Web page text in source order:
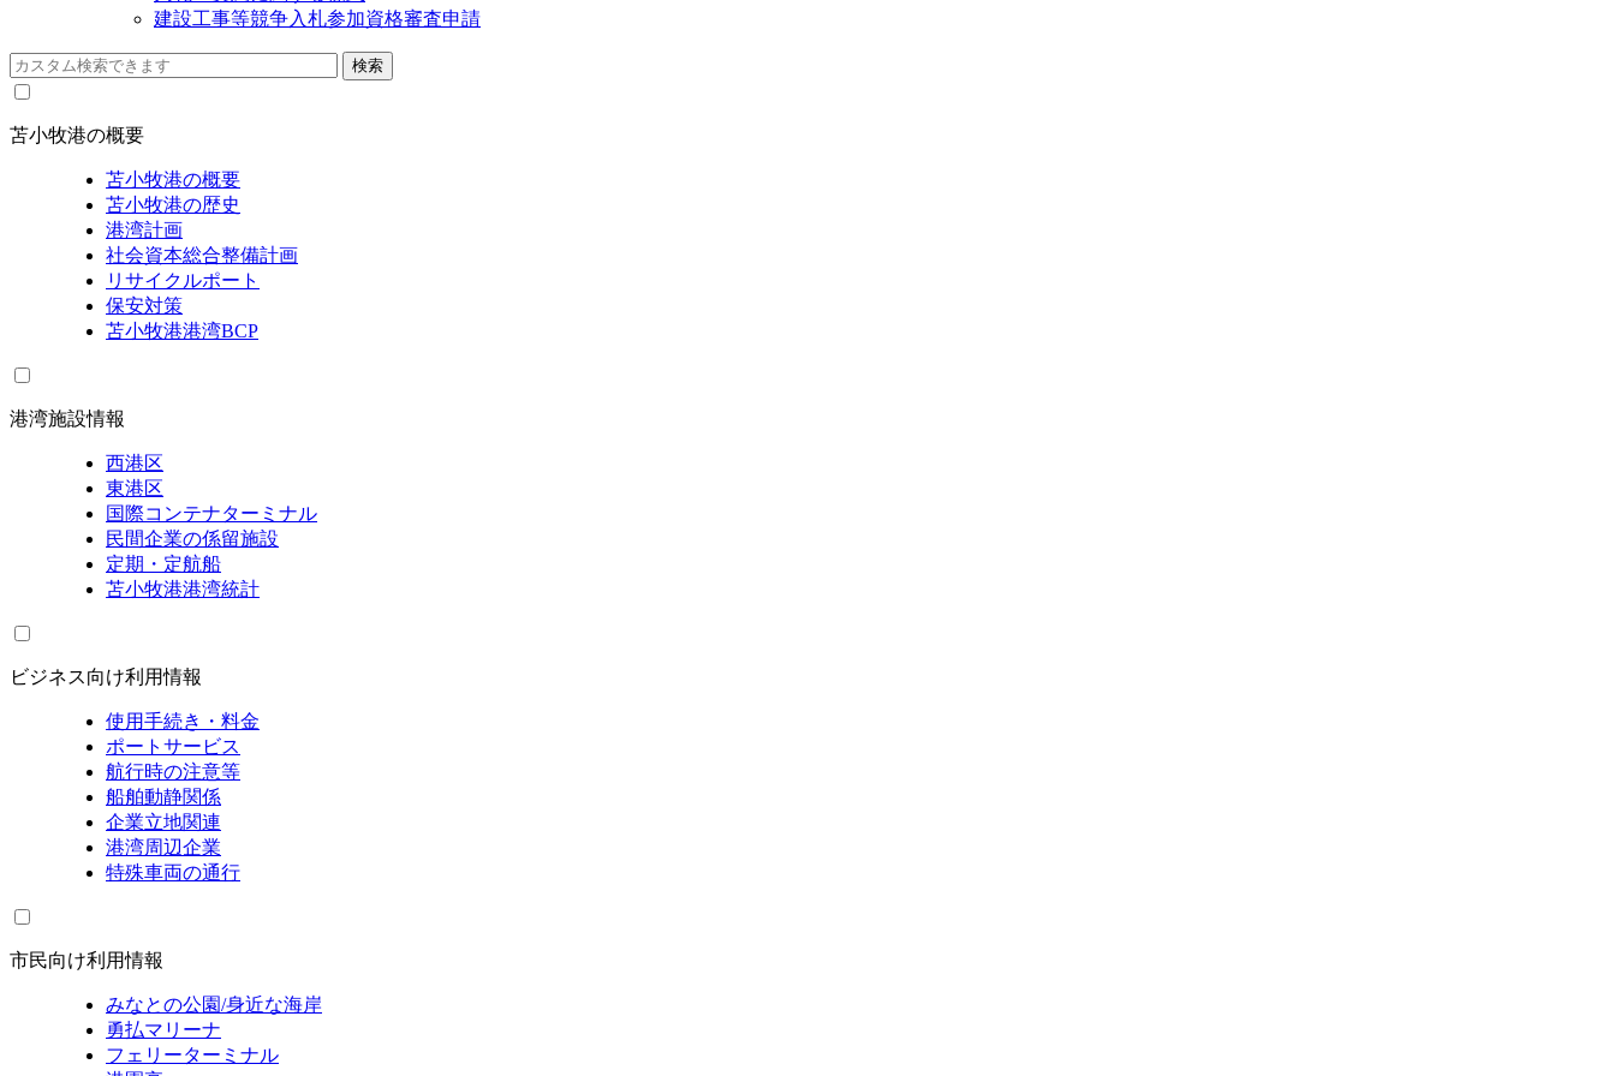
建設工事等競争入札参加資格審査申請
苫小牧港の概要
苫小牧港の概要
苫小牧港の歴史
港湾計画
社会資本総合整備計画
リサイクルポート
保安対策
苫小牧港港湾BCP
港湾施設情報
西港区
東港区
国際コンテナターミナル
民間企業の係留施設
定期・定航船
苫小牧港港湾統計
ビジネス向け利用情報
使用手続き・料金
ポートサービス
航行時の注意等
船舶動静関係
企業立地関連
港湾周辺企業
特殊車両の通行
市民向け利用情報
みなとの公園/身近な海岸
勇払マリーナ
フェリーターミナル